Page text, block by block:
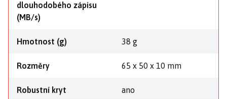
dlouhodobého zápisu
(MB/s)
Hmotnost (g) 38 g
Rozměry 65 x 50 x 10 mm
Robustní kryt ano